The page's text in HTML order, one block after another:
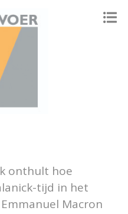
onthult hoe
tijd in het
Macron